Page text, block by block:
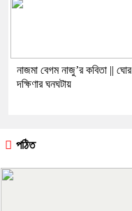
নাজমা বেগম নাজু’র কবিতা || ঘোর
দক্ষিণার ঘনঘটায়
পঠিত